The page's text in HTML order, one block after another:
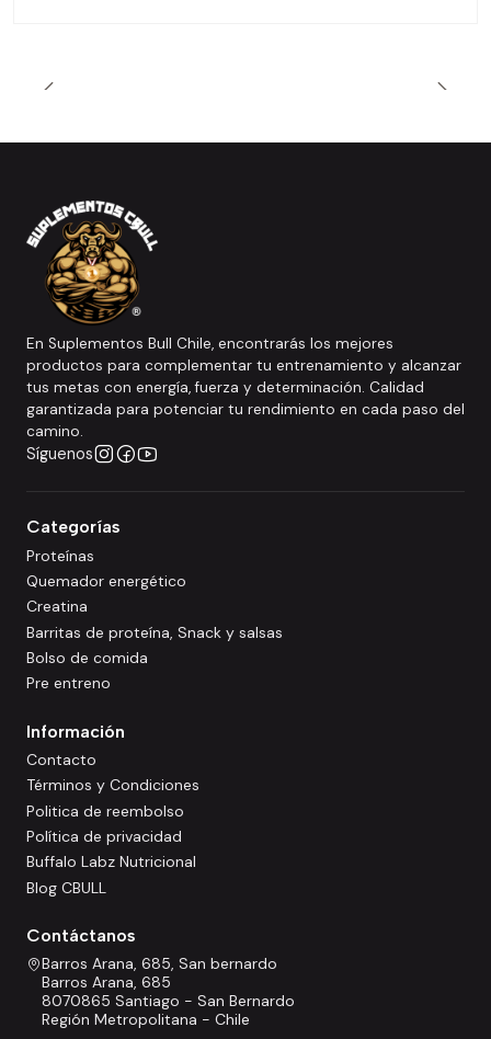
En Suplementos Bull Chile, encontrarás los mejores
productos para complementar tu entrenamiento y alcanzar
tus metas con energía, fuerza y determinación. Calidad
garantizada para potenciar tu rendimiento en cada paso del
camino.
Síguenos
Categorías
Proteínas
Quemador energético
Creatina
Barritas de proteína, Snack y salsas
Bolso de comida
Pre entreno
Información
Contacto
Términos y Condiciones
Politica de reembolso
Política de privacidad
Buffalo Labz Nutricional
Blog CBULL
Contáctanos
Barros Arana, 685, San bernardo
Barros Arana, 685
8070865 Santiago - San Bernardo
Región Metropolitana - Chile